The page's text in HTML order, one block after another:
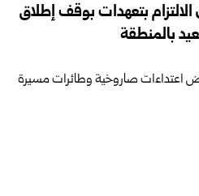
بتعهدات بوقف إطلاق
بالمنطقة